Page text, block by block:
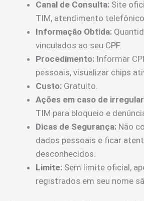
Canal de Consulta: Site
TIM, atendimento telefônico.
Informação Obtida:
vinculados ao seu CPF.
Procedimento: Informar
pessoais, visualizar chips
Custo: Gratuito.
Ações em caso de
TIM para bloqueio e
Dicas de Segurança: Não
dados pessoais e ficar
desconhecidos.
Limite: Sem limite oficial,
registrados em seu nome